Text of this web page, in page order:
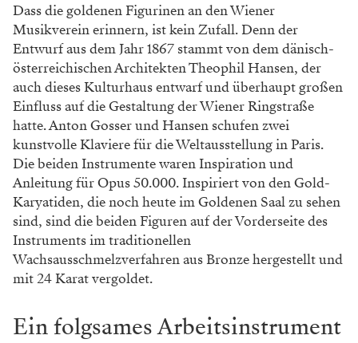
Dass die goldenen Figurinen an den Wiener
Musikverein erinnern, ist kein Zufall. Denn der
Entwurf aus dem Jahr 1867 stammt von dem dänisch-
österreichischen Architekten Theophil Hansen, der
auch dieses Kulturhaus entwarf und überhaupt großen
Einfluss auf die Gestaltung der Wiener Ringstraße
hatte. Anton Gosser und Hansen schufen zwei
kunstvolle Klaviere für die Weltausstellung in Paris.
Die beiden Instrumente waren Inspiration und
Anleitung für Opus 50.000. Inspiriert von den Gold-
Karyatiden, die noch heute im Goldenen Saal zu sehen
sind, sind die beiden Figuren auf der Vorderseite des
Instruments im traditionellen
Wachsausschmelzverfahren aus Bronze hergestellt und
mit 24 Karat vergoldet.
Ein folgsames Arbeitsinstrument